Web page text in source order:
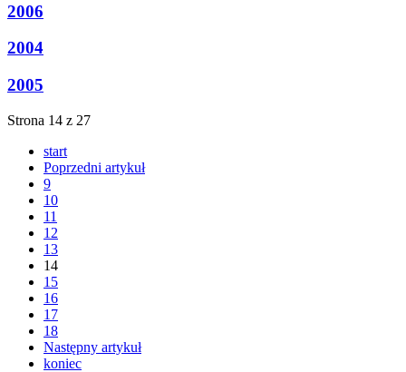
2006
2004
2005
Strona 14 z 27
start
Poprzedni artykuł
9
10
11
12
13
14
15
16
17
18
Następny artykuł
koniec